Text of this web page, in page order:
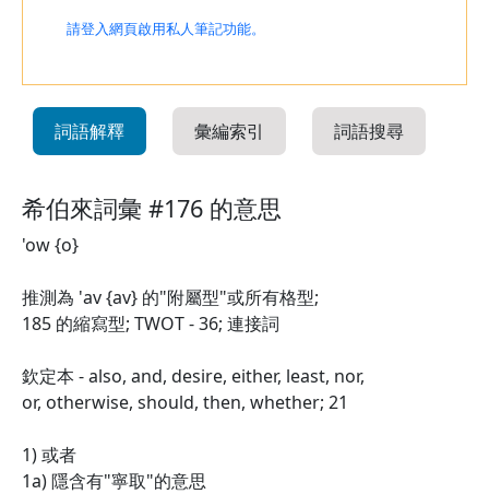
請登入網頁啟用私人筆記功能。
詞語解釋 彙編索引 詞語搜尋
希伯來詞彙 #176 的意思
'ow {o}
推測為 'av {av} 的"附屬型"或所有格型;
185 的縮寫型; TWOT - 36; 連接詞
欽定本 - also, and, desire, either, least, nor,
or, otherwise, should, then, whether; 21
1) 或者
1a) 隱含有"寧取"的意思